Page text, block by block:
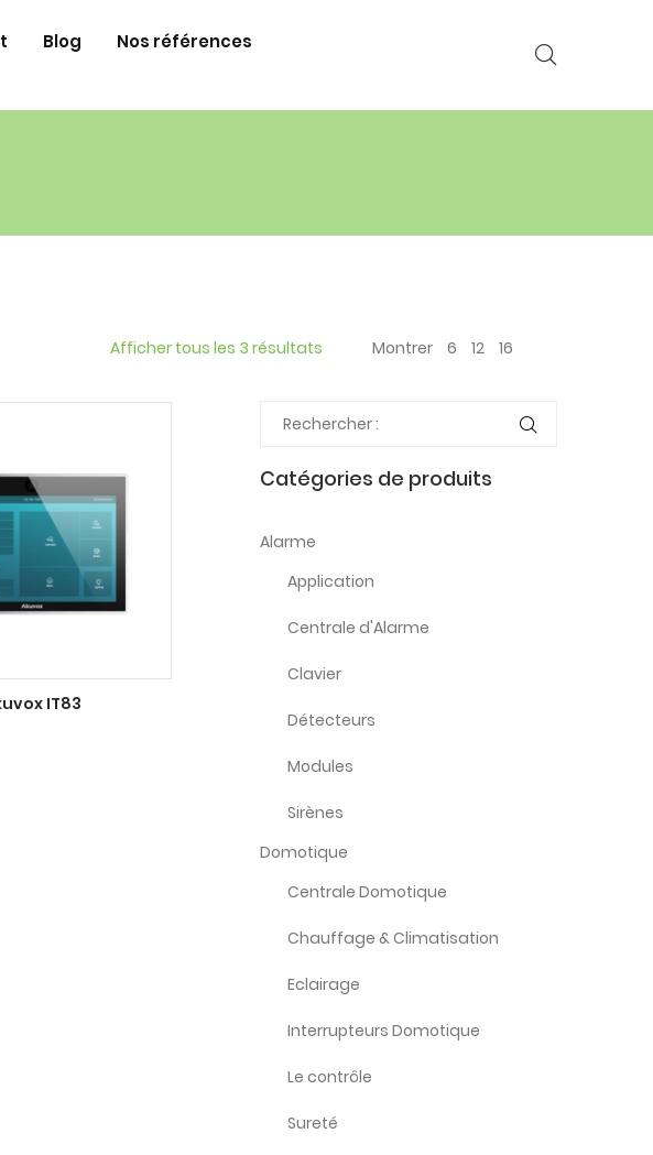
Blog
Nos références
Afficher tous les 3 résultats Montrer 6 12 16
IT83
Catégories de produits
Alarme
Application
Centrale d'Alarme
Clavier
Détecteurs
Modules
Sirènes
Domotique
Centrale Domotique
Chauffage & Climatisation
Eclairage
Interrupteurs Domotique
Le contrôle
Sureté